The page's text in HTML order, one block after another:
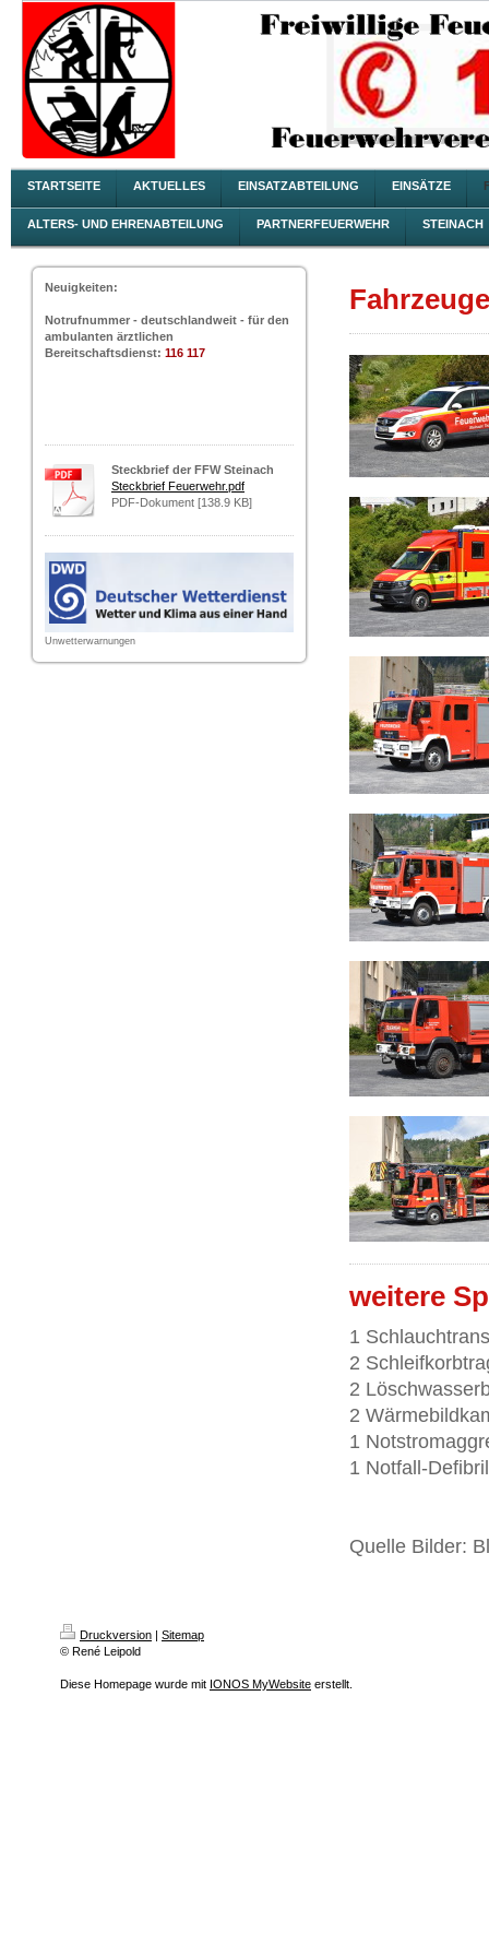
STARTSEITE AKTUELLES EINSATZABTEILUNG EINSÄTZE
ALTERS- UND EHRENABTEILUNG PARTNERFEUERWEHR STEINACH
Neuigkeiten:
Notrufnummer - deutschlandweit - für den
ambulanten ärztlichen
Bereitschaftsdienst: 116 117
Steckbrief der FFW Steinach
Steckbrief Feuerwehr.pdf
PDF-Dokument [138.9 KB]
Unwetterwarnungen
Fahrzeuge
weitere
1
2
2
2
1
1 Notfall-
Quelle Bilder:
Druckversion | Sitemap
© René Leipold
Diese Homepage wurde mit IONOS MyWebsite erstellt.